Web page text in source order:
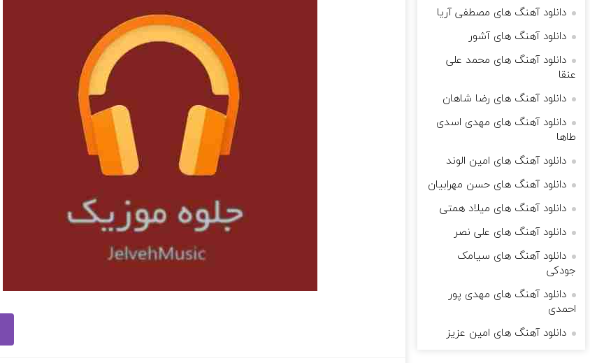
دانلود آهنگ های مصطفی آریا
دانلود آهنگ های آشور
دانلود آهنگ های محمد علی
عنقا
دانلود آهنگ های رضا شاهان
دانلود آهنگ های مهدی اسدی
طاها
دانلود آهنگ های امین الوند
دانلود آهنگ های حسن مهرابیان
دانلود آهنگ های میلاد همتی
دانلود آهنگ های علی نصر
دانلود آهنگ های سیامک
جودکی
دانلود آهنگ های مهدی پور
احمدی
دانلود آهنگ های امین عزیز